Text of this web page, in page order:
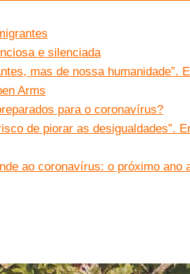
e silenciada
mas de nossa humanidade”.
Arms
para o coronavírus?
de piorar as desigualdades”.
ao coronavírus: o próximo ano